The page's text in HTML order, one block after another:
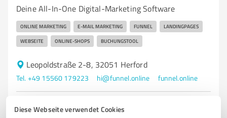
Diese Webseite verwendet Cookies
Deine All-In-One Digital-Marketing Software
ONLINE MARKETING E-MAIL MARKETING FUNNEL LANDINGPAGES
WEBSEITE ONLINE-SHOPS BUCHUNGSTOOL
Leopoldstraße 2-8, 32051 Herford
Tel. +49 15560 179223 hi@funnel.online funnel.online
0,00 / 5,00